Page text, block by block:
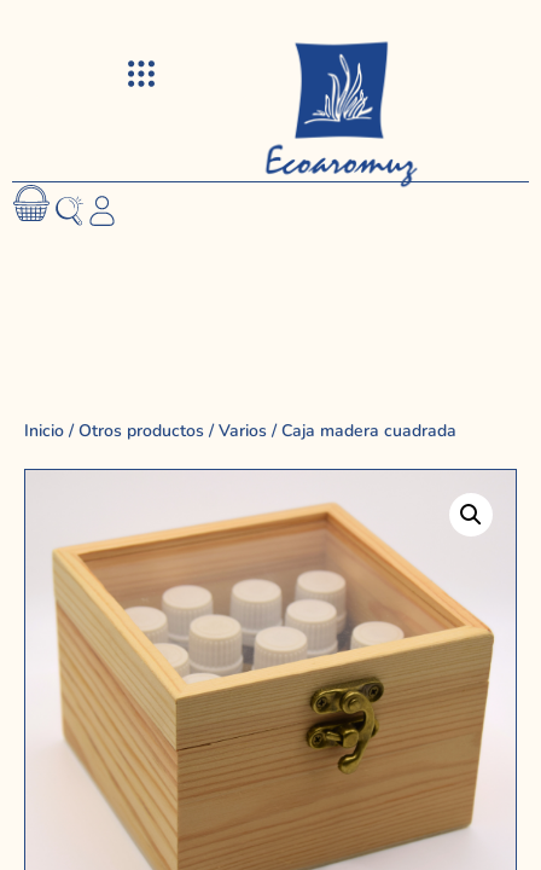
Inicio /Otros productos /Varios / Caja madera cuadrada